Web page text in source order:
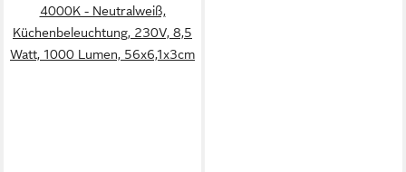
4000K - Neutralweiß,
Küchenbeleuchtung, 230V, 8,5
Watt, 1000 Lumen, 56x6,1x3cm